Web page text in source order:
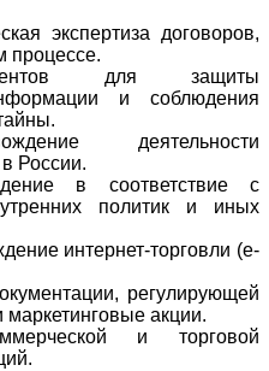
экспертиза договоров,
процессе.
для защиты
и соблюдения
деятельности
России.
в соответствие с
политик и иных
интернет-торговли (e-
регулирующей
акции.
и торговой